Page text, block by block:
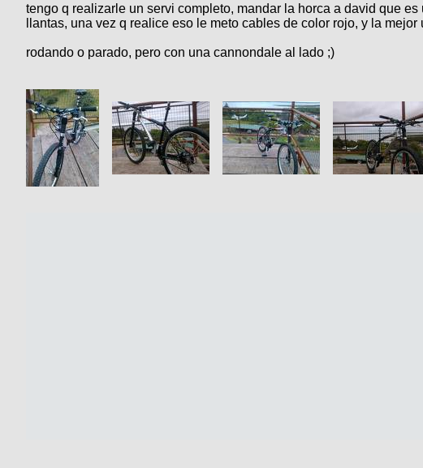
tengo q realizarle un servi completo, mandar la horca a david que
llantas, una vez q realice eso le meto cables de color rojo, y la mejor
rodando o parado, pero con una cannondale al lado ;)